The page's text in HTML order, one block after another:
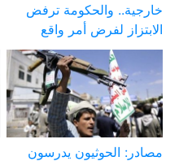
خارجية.. والحكومة ترفض
الابتزاز لفرض أمر واقع
مصادر: الحوثيون يدرسون